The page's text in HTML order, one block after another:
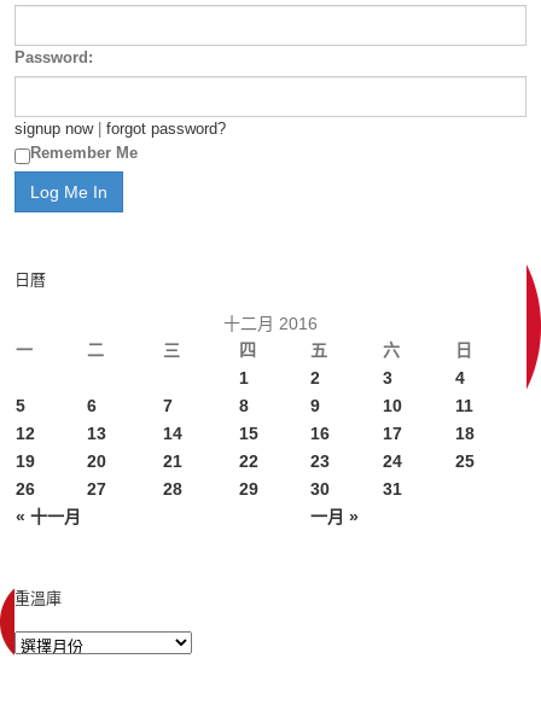
Password:
signup now| forgot password?
Remember Me
日曆
十二月 2016
一
二 三 四 五 六 日
« 十一月 一月 »
1 2 3
4
5
6 7 8 9 10
11
12
13 14 15 16 17
18
19
20 21 22 23 24
25
26
27 28 29 30 31
重溫庫